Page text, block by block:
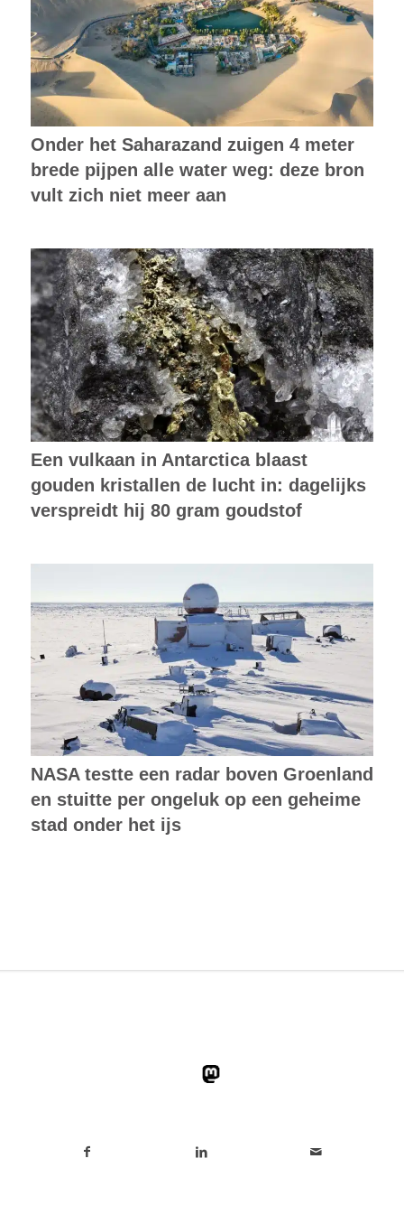
Onder het Saharazand zuigen 4 meter
brede pijpen alle water weg: deze bron
vult zich niet meer aan
Een vulkaan in Antarctica blaast
gouden kristallen de lucht in: dagelijks
verspreidt hij 80 gram goudstof
NASA testte een radar boven Groenland
en stuitte per ongeluk op een geheime
stad onder het ijs